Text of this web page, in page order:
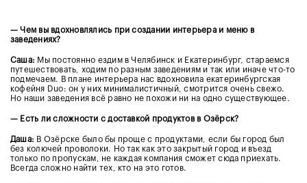
— Чем вы вдохновлялись при создании интерьера и меню в
заведениях?
Саша: Мы постоянно ездим в Челябинск и Екатеринбург, стараемся
путешествовать, ходим по разным заведениям и так или иначе что-то
подмечаем. В плане интерьера нас вдохновила екатеринбургская
кофейня Duo: он у них минималистичный, смотрится очень свежо.
Но наши заведения всё равно не похожи ни на одно существующее.
— Есть ли сложности с доставкой продуктов в Озёрск?
Даша: В Озёрске было бы проще с продуктами, если бы город был
без колючей проволоки. Но так как это закрытый город и въезд
только по пропускам, не каждая компания сможет сюда приехать.
Всегда сложно найти тех, кто на это готов.